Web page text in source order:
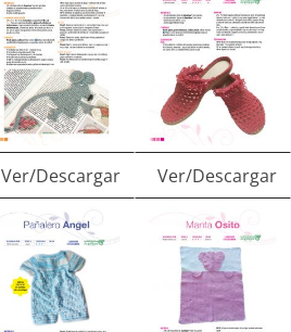
Ver/Descargar Ver/Descargar